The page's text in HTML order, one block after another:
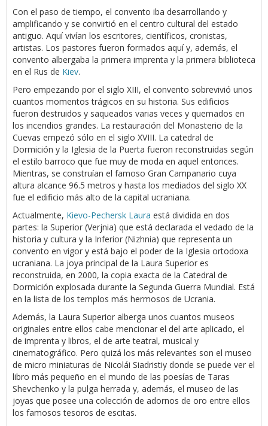
Con el paso de tiempo, el convento iba desarrollando y
amplificando y se convirtió en el centro cultural del estado
antiguo. Aquí vivían los escritores, científicos, cronistas,
artistas. Los pastores fueron formados aquí y, además, el
convento albergaba la primera imprenta y la primera biblioteca
en el Rus de Kiev.
Pero empezando por el siglo XIII, el convento sobrevivió unos
cuantos momentos trágicos en su historia. Sus edificios
fueron destruidos y saqueados varias veces y quemados en
los incendios grandes. La restauración del Monasterio de la
Cuevas empezó sólo en el siglo XVIII. La catedral de
Dormición y la Iglesia de la Puerta fueron reconstruidas según
el estilo barroco que fue muy de moda en aquel entonces.
Mientras, se construían el famoso Gran Campanario cuya
altura alcance 96.5 metros y hasta los mediados del siglo XX
fue el edificio más alto de la capital ucraniana.
Actualmente, Kievo-Pechersk Laura está dividida en dos
partes: la Superior (Verjnia) que está declarada el vedado de la
historia y cultura y la Inferior (Nizhnia) que representa un
convento en vigor y está bajo el poder de la Iglesia ortodoxa
ucraniana. La joya principal de la Laura Superior es
reconstruida, en 2000, la copia exacta de la Catedral de
Dormición explosada durante la Segunda Guerra Mundial. Está
en la lista de los templos más hermosos de Ucrania.
Además, la Laura Superior alberga unos cuantos museos
originales entre ellos cabe mencionar el del arte aplicado, el
de imprenta y libros, el de arte teatral, musical y
cinematográfico. Pero quizá los más relevantes son el museo
de micro miniaturas de Nicolái Siadristiy donde se puede ver el
libro más pequeño en el mundo de las poesías de Taras
Shevchenko y la pulga herrada y, además, el museo de las
joyas que posee una colección de adornos de oro entre ellos
los famosos tesoros de escitas.